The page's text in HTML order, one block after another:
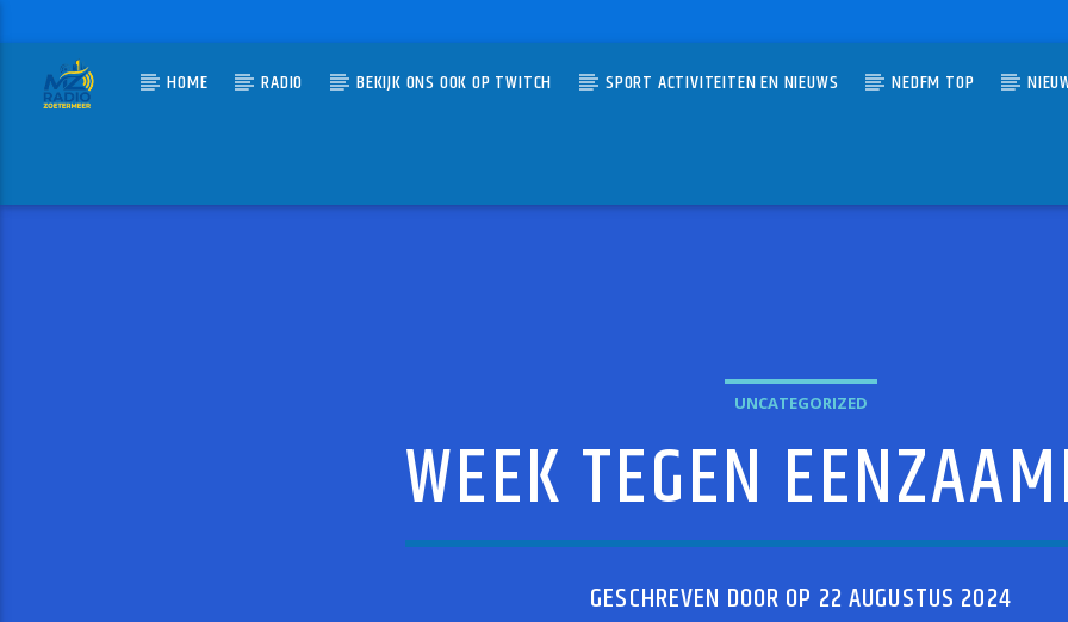
HOME RADIO BEKIJK ONS OOK OP TWITCH SPORT ACTIVITEITEN EN NIEUWS NEDFM TOP
UNCATEGORIZED
WEEK TEGEN
GESCHREVEN DOOR OP 22 AUGUSTUS 2024